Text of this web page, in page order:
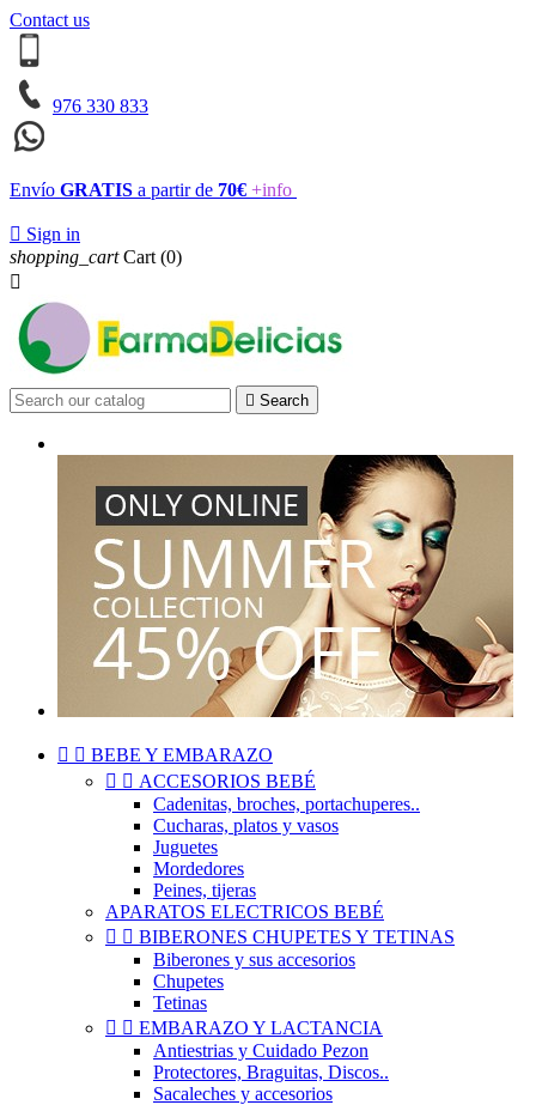
Contact us
976 330 833
Envío GRATIS a partir de 70€ +info
 Sign in
shopping_cart Cart (0)

 Search
  BEBE Y EMBARAZO
  ACCESORIOS BEBÉ
Cadenitas, broches, portachuperes..
Cucharas, platos y vasos
Juguetes
Mordedores
Peines, tijeras
APARATOS ELECTRICOS BEBÉ
  BIBERONES CHUPETES Y TETINAS
Biberones y sus accesorios
Chupetes
Tetinas
  EMBARAZO Y LACTANCIA
Antiestrias y Cuidado Pezon
Protectores, Braguitas, Discos..
Sacaleches y accesorios